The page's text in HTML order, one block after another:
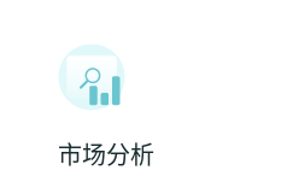
市场分析